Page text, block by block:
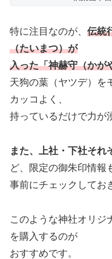
特に注目なのが、 伝統
（たいまつ）が
入った「神赫守（かが
天狗の葉（ヤツデ）を
カッコよく、
持っているだけで力が
また、上社・下社それ
ど、限定の御朱印情報
事前にチェックしてお
このような神社オリジ
を購入するのが
おすすめです。